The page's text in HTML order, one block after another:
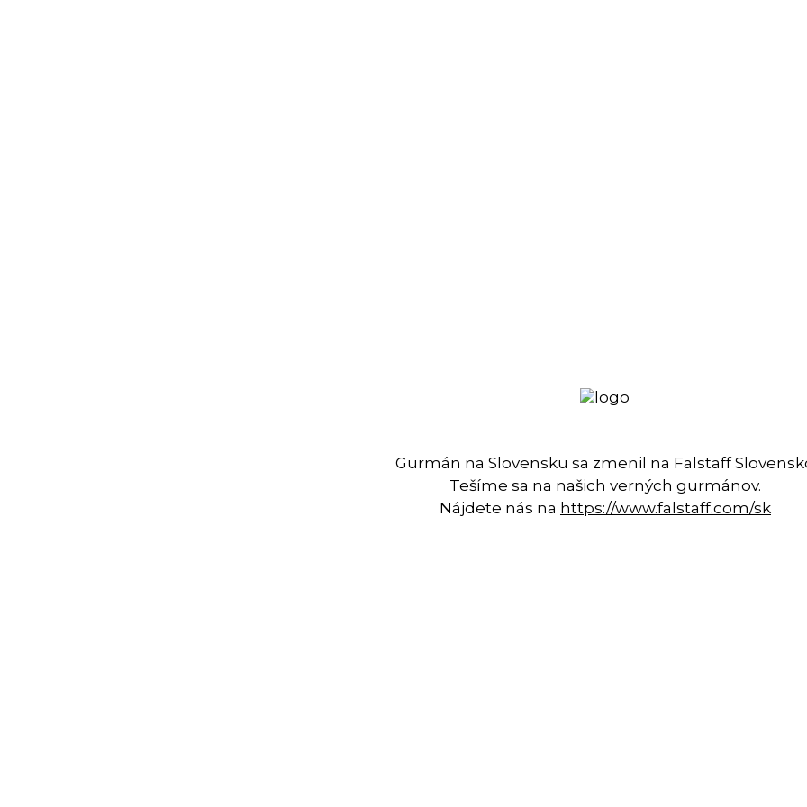
Gurmán na Slovensku sa zmenil na Falstaff
Tešíme sa na našich verných gurmánov.
Nájdete nás na https://www.falstaff.com/sk